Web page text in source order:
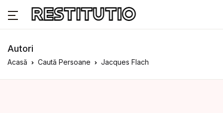
Autori
Acasă Caută Persoane Jacques Flach